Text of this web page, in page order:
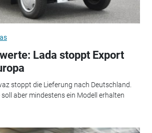
Lada stoppt Export
stoppt die Lieferung nach Deutschland.
aber mindestens ein Modell erhalten